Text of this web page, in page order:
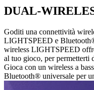
DUAL-
Goditi una connettività
LIGHTSPEED e
wireless LIGHTSPEED
al tuo gioco, per permetterti
Gioca con un wireless a
Bluetooth® universale per